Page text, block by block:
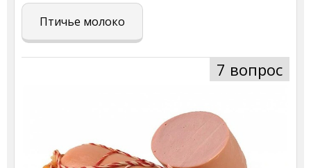
Птичье молоко
7 вопрос